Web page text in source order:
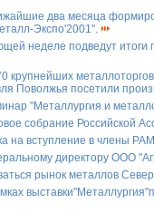
два месяца
Экспо'2001".
неделе подведут
крупнейших
Поволжья посетили
"Металлургия и
собрание Российской
на вступление в члены
директору ООО
рынок металлов